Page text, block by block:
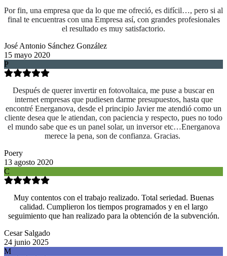
Por fin, una empresa que da lo que me ofreció, es difícil…, pero si al
final te encuentras con una Empresa así, con grandes profesionales
el resultado es muy satisfactorio.
José Antonio Sánchez González
15 mayo 2020
P
Después de querer invertir en fotovoltaica, me puse a buscar en
internet empresas que pudiesen darme presupuestos, hasta que
encontré Energanova, desde el principio Javier me atendió como un
cliente desea que le atiendan, con paciencia y respecto, pues no todo
el mundo sabe que es un panel solar, un inversor etc…Energanova
merece la pena, son de confianza. Gracias.
Poery
13 agosto 2020
C
Muy contentos con el trabajo realizado. Total seriedad. Buenas
calidad. Cumplieron los tiempos programados y en el largo
seguimiento que han realizado para la obtención de la subvención.
Cesar Salgado
24 junio 2025
M